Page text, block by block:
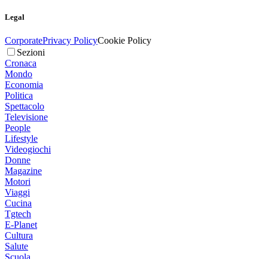
Legal
CorporatePrivacy PolicyCookie Policy
Sezioni
Cronaca
Mondo
Economia
Politica
Spettacolo
Televisione
People
Lifestyle
Videogiochi
Donne
Magazine
Motori
Viaggi
Cucina
Tgtech
E-Planet
Cultura
Salute